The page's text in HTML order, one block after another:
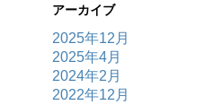
アーカイブ
2025年12月
2025年4月
2024年2月
2022年12月